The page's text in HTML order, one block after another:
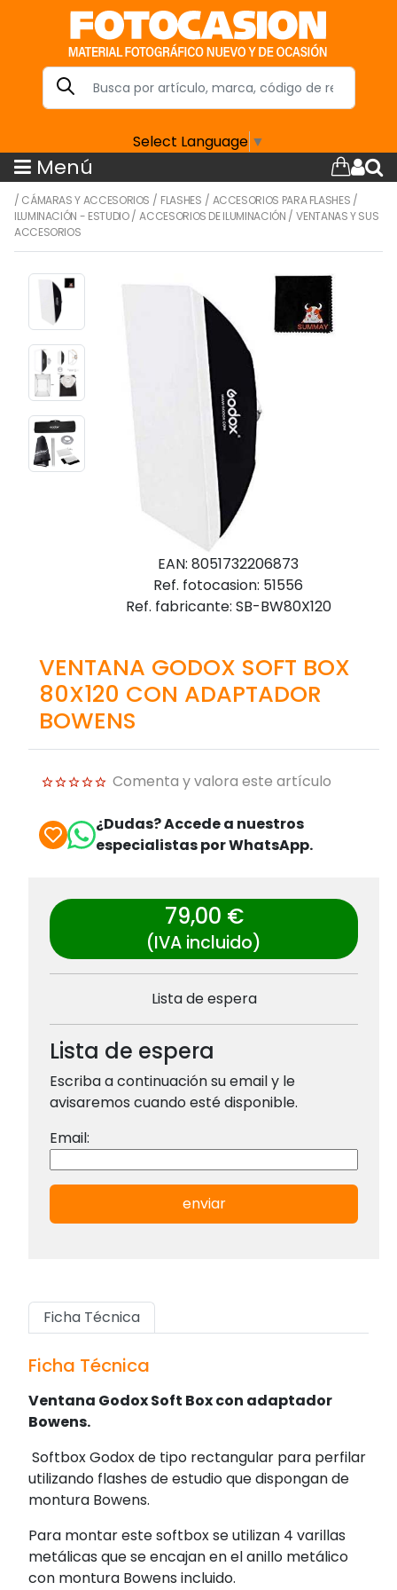
Select Language ▼
Menú
/ CÁMARAS Y ACCESORIOS / FLASHES / ACCESORIOS PARA FLASHES /
ILUMINACIÓN - ESTUDIO/ACCESORIOS DE ILUMINACIÓN /VENTANAS Y SUS
ACCESORIOS
EAN: 8051732206873
Ref. fotocasion: 51556
Ref. fabricante: SB-BW80X120
VENTANA GODOX SOFT BOX
80X120 CON ADAPTADOR
BOWENS
Comenta y valora este artículo
¿Dudas? Accede a nuestros
especialistas por WhatsApp.
79,00 €
(IVA incluido)
Lista de espera
Lista de espera
Escriba a continuación su email y le
avisaremos cuando esté disponible.
Email:
enviar
Ficha Técnica
Ficha Técnica
Ventana Godox Soft Box con adaptador
Bowens.
Softbox Godox de tipo rectangular para perfilar
utilizando flashes de estudio que dispongan de
montura Bowens.
Para montar este softbox se utilizan 4 varillas
metálicas que se encajan en el anillo metálico
con montura Bowens incluido.